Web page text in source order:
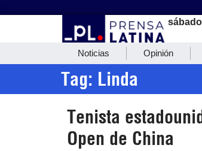
Noticias Opinión
Tag: Linda
Tenista
Open de China